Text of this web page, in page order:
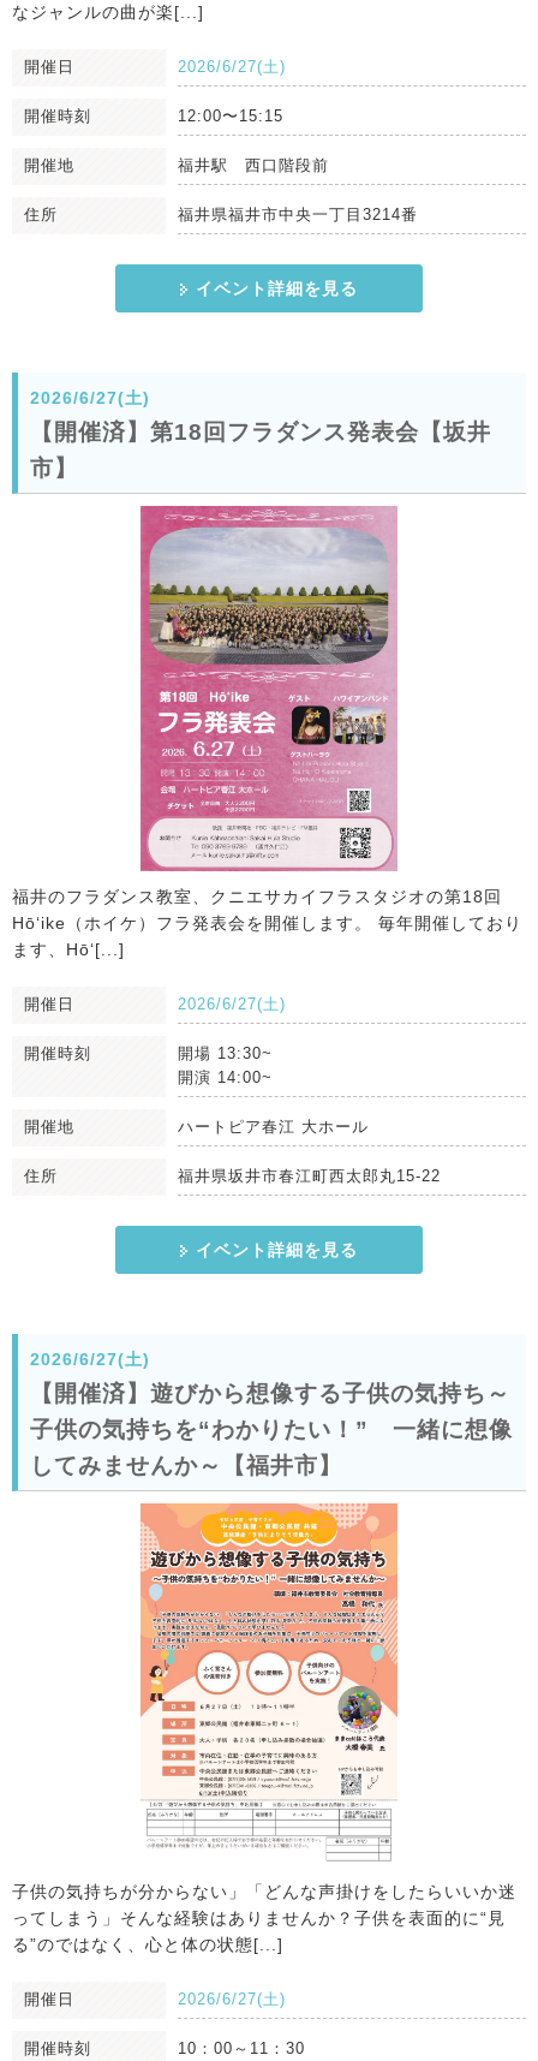
なジャンルの曲が楽[...]
開催日 2026/6/27(土)
開催時刻 12:00〜15:15
開催地 福井駅 西口階段前
住所 福井県福井市中央一丁目3214番
イベント詳細を見る
2026/6/27(土)
【開催済】第18回フラダンス発表会【坂井
市】
福井のフラダンス教室、クニエサカイフラスタジオの第18回
Hōʻike（ホイケ）フラ発表会を開催します。 毎年開催しており
ます、Hōʻ[...]
開催日 2026/6/27(土)
開催時刻
開場 13:30~
開演 14:00~
開催地 ハートピア春江 大ホール
住所 福井県坂井市春江町西太郎丸15-22
イベント詳細を見る
2026/6/27(土)
【開催済】遊びから想像する子供の気持ち～
子供の気持ちを“わかりたい！” 一緒に想像
してみませんか～【福井市】
子供の気持ちが分からない」「どんな声掛けをしたらいいか迷
ってしまう」そんな経験はありませんか？子供を表面的に“見
る”のではなく、心と体の状態[...]
開催日 2026/6/27(土)
開催時刻 10：00～11：30